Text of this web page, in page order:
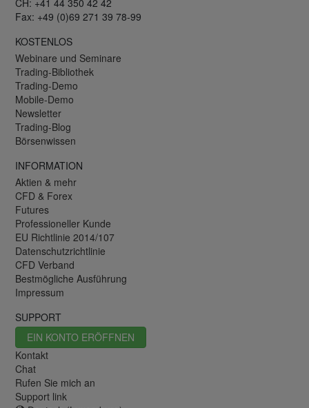
Fax: +49 (0)69 271 39 78-99
KOSTENLOS
Webinare und Seminare
Trading-Bibliothek
Trading-Demo
Mobile-Demo
Newsletter
Trading-Blog
Börsenwissen
INFORMATION
Aktien & mehr
CFD & Forex
Futures
Professioneller Kunde
EU Richtlinie 2014/107
Datenschutzrichtlinie
CFD Verband
Bestmögliche Ausführung
Impressum
SUPPORT
EIN KONTO ERÖFFNEN
Kontakt
Chat
Rufen Sie mich an
Support link